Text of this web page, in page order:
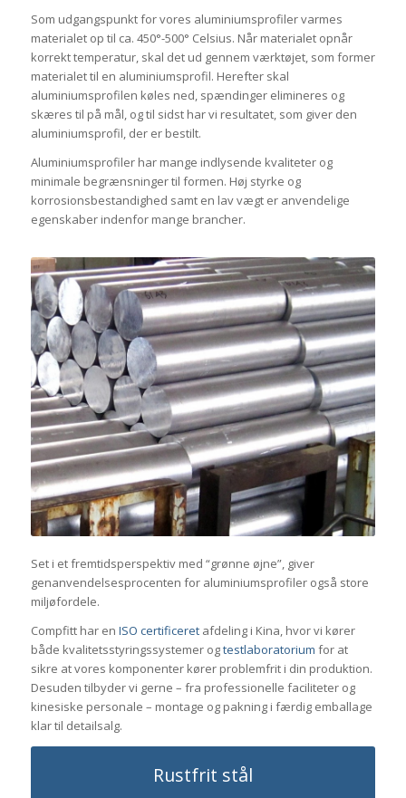
Som udgangspunkt for vores aluminiumsprofiler varmes
materialet op til ca. 450°-500° Celsius. Når materialet opnår
korrekt temperatur, skal det ud gennem værktøjet, som former
materialet til en aluminiumsprofil. Herefter skal
aluminiumsprofilen køles ned, spændinger elimineres og
skæres til på mål, og til sidst har vi resultatet, som giver den
aluminiumsprofil, der er bestilt.
Aluminiumsprofiler har mange indlysende kvaliteter og
minimale begrænsninger til formen. Høj styrke og
korrosionsbestandighed samt en lav vægt er anvendelige
egenskaber indenfor mange brancher.
Set i et fremtidsperspektiv med “grønne øjne”, giver
genanvendelsesprocenten for aluminiumsprofiler også store
miljøfordele.
Compfitt har en ISO certificeretafdeling i Kina, hvor vi kører
både kvalitetsstyringssystemer ogtestlaboratorium for at
sikre at vores komponenter kører problemfrit i din produktion.
Desuden tilbyder vi gerne – fra professionelle faciliteter og
kinesiske personale – montage og pakning i færdig emballage
klar til detailsalg.
Rustfrit stål